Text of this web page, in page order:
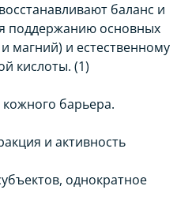
баланс и
поддержанию основных
магний) и естественному
кислоты. (1)
барьера.
и активность
однократное